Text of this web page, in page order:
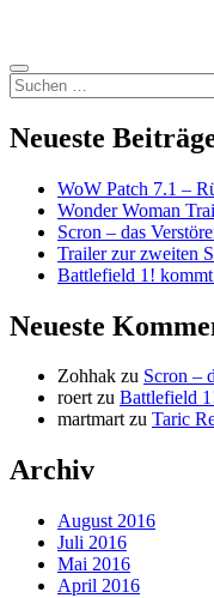
Seitenleiste
Suchen
nach:
Neueste
WoW Patch 7.1 –
Wonder Woman
Scron – das
Trailer zur zweiten
Battlefield 1!
Neueste
Zohhak zu Scron –
roertzu Battlefield
martmartzu Taric
Archiv
August 2016
Juli 2016
Mai 2016
April 2016